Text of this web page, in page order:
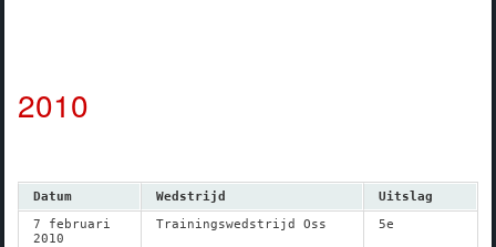
2010
Datum Wedstrijd
Uitslag
7 februari
2010
Trainingswedstrijd Oss 5e